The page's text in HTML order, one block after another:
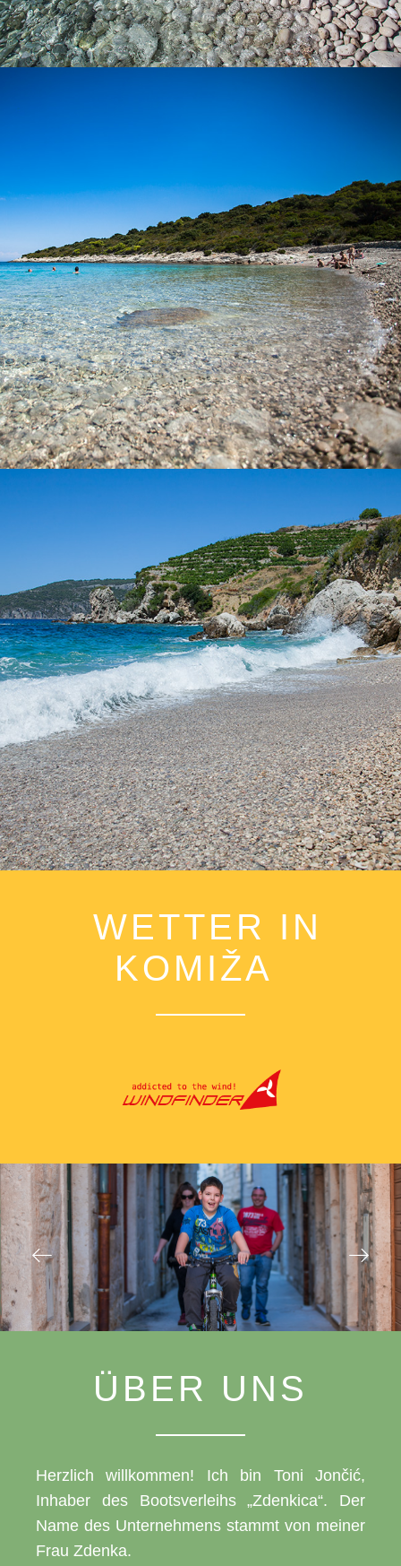
Es dauert nur 5 Minuten von Komiža mit unserem Taxi-Boot zum
Strand Velo Žolo. Dies ist einer der größeren Strände in Komiza
und ist ideal für einen ganztägigen Ausflug. Er ist teilweise von
Tamarisken bedeckt, und bietet somit natürlichen Schatten.
WETTER IN
KOMIŽA
ÜBER UNS
Herzlich willkommen! Ich bin Toni Jončić,
Inhaber des Bootsverleihs „Zdenkica“. Der
Name des Unternehmens stammt von meiner
Frau Zdenka.